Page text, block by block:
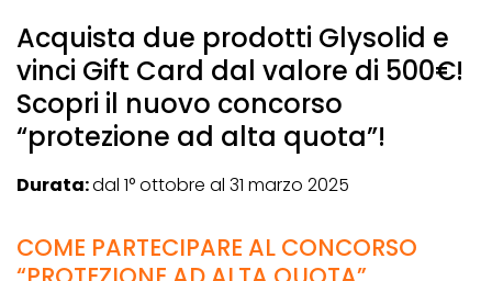
Acquista due prodotti Glysolid e
vinci Gift Card dal valore di 500€!
Scopri il nuovo concorso
“protezione ad alta quota”!
Durata:dal 1° ottobre al 31 marzo 2025
COME PARTECIPARE AL CONCORSO